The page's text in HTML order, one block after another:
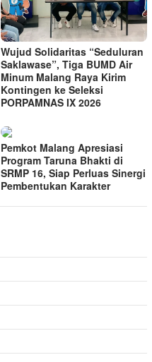
Wujud Solidaritas “Seduluran
Saklawase”, Tiga BUMD Air
Minum Malang Raya Kirim
Kontingen ke Seleksi
PORPAMNAS IX 2026
Pemkot Malang Apresiasi
Program Taruna Bhakti di
SRMP 16, Siap Perluas Sinergi
Pembentukan Karakter